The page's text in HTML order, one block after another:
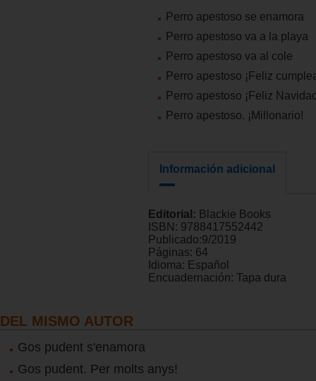
Perro apestoso se enamora
Perro apestoso va a la playa
Perro apestoso va al cole
Perro apestoso ¡Feliz
Perro apestoso ¡Feliz
Perro apestoso. ¡Millonario!
Información adicional
Editorial: Blackie Books
ISBN: 9788417552442
Publicado:9/2019
Páginas: 64
Idioma: Español
Encuadernación:
Tapa dura
DEL MISMO AUTOR
Gos pudent s'enamora
Gos pudent. Per molts anys!